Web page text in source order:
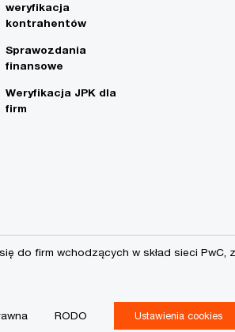
weryfikacja
kontrahentów
Sprawozdania
finansowe
Weryfikacja JPK dla
firm
do firm wchodzących w skład sieci
RODO Ustawienia cookies